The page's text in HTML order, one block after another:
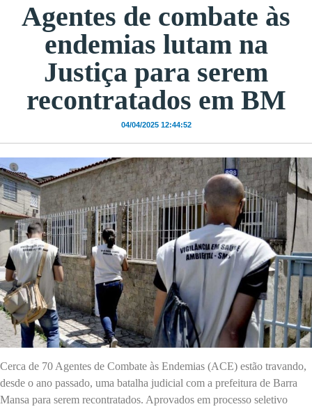
Agentes de combate às
endemias lutam na
Justiça para serem
recontratados em BM
04/04/2025 12:44:52
Cerca de 70 Agentes de Combate às Endemias (ACE) estão travando,
desde o ano passado, uma batalha judicial com a prefeitura de Barra
Mansa para serem recontratados. Aprovados em processo seletivo